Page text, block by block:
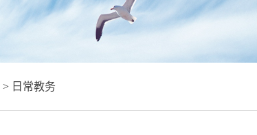
> 日常教务